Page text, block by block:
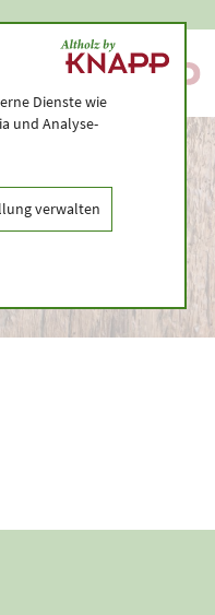
Dienste wie
und Analyse-
verwalten